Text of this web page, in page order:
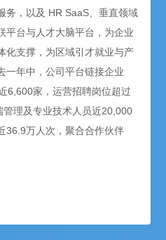
务，以及 HR SaaS、垂直领域
平台与人才大脑平台，为企业
化支撑，为区域引才就业与产
一年中，公司平台链接企业
6,600家，运营招聘岗位超过
理及专业技术人员近20,000
36.9万人次，聚合合作伙伴